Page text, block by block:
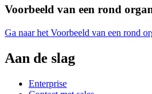
Voorbeeld van een rond
Ga naar het Voorbeeld van een rond
Aan de slag
Enterprise